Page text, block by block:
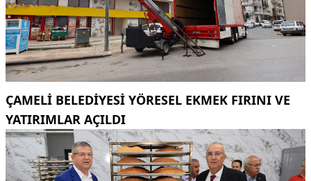
ÇAMELI BELEDIYESI YÖRESEL EKMEK FIRINI VE
YATIRIMLAR AÇILDI